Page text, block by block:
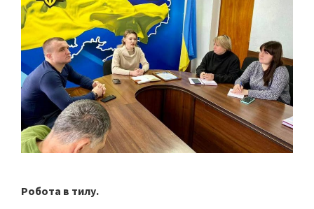
Робота в тилу.